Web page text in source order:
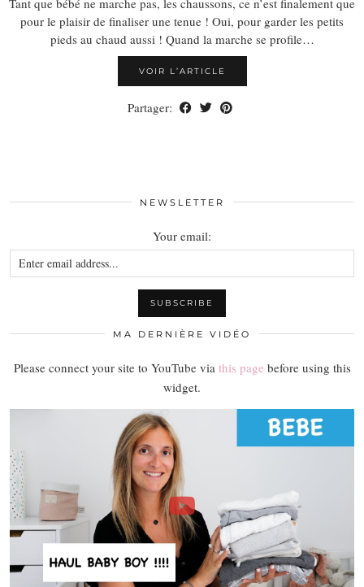
pour le plaisir de finaliser une tenue ! Oui, pour garder les petits
pieds au chaud aussi ! Quand la marche se profile…
VOIR L’ARTICLE
Partager:
NEWSLETTER
Your email:
MA DERNIÈRE VIDÉO
Please connect your site to YouTube via this page before using this
widget.